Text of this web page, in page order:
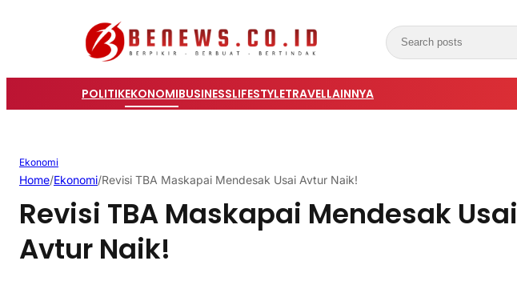
POLITIKEKONOMIBUSINESSLIFESTYLETRAVELLAINNYA
Ekonomi
Home/Ekonomi/Revisi TBA Maskapai Mendesak Usai Avtur Naik!
Revisi TBA Maskapai Mendesak Usai
Avtur Naik!